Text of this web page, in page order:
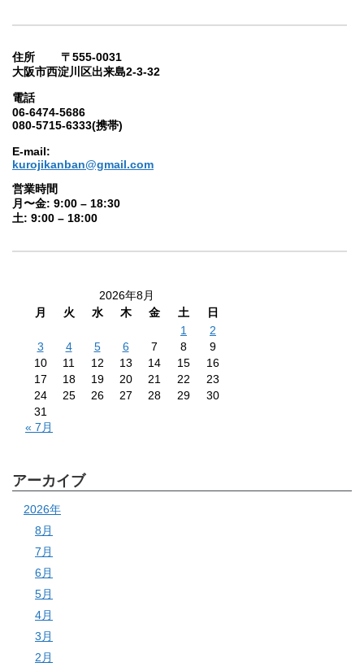
住所 〒555-0031
大阪市西淀川区出来島2-3-32
電話
06-6474-5686
080-5715-6333(携帯)
E-mail:
kurojikanban@gmail.com
営業時間
月〜金: 9:00 – 18:30
土: 9:00 – 18:00
2026年8月
月
火 水 木 金 土
日
1
2
3
4 5 6 7 8
9
10
11 12 13 14 15
16
17
18 19 20 21 22
23
24
25 26 27 28 29
30
31
« 7月
アーカイブ
2026年
8月
7月
6月
5月
4月
3月
2月